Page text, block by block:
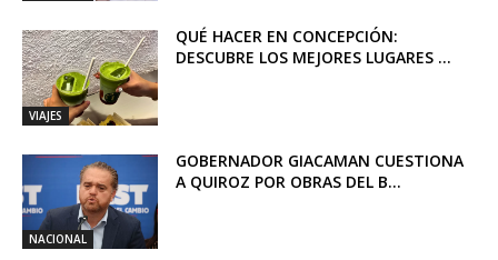
VIAJES
QUÉ HACER EN CONCEPCIÓN:
DESCUBRE LOS MEJORES LUGARES ...
NACIONAL
GOBERNADOR GIACAMAN CUESTIONA
A QUIROZ POR OBRAS DEL B...